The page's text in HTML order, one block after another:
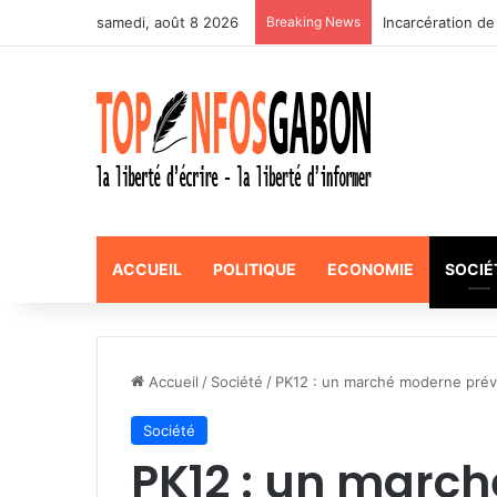
samedi, août 8 2026 Breaking News Incarcération
ACCUEIL POLITIQUE ECONOMIE
Accueil / Société / PK12 : un marché moderne
Société
PK12 : un